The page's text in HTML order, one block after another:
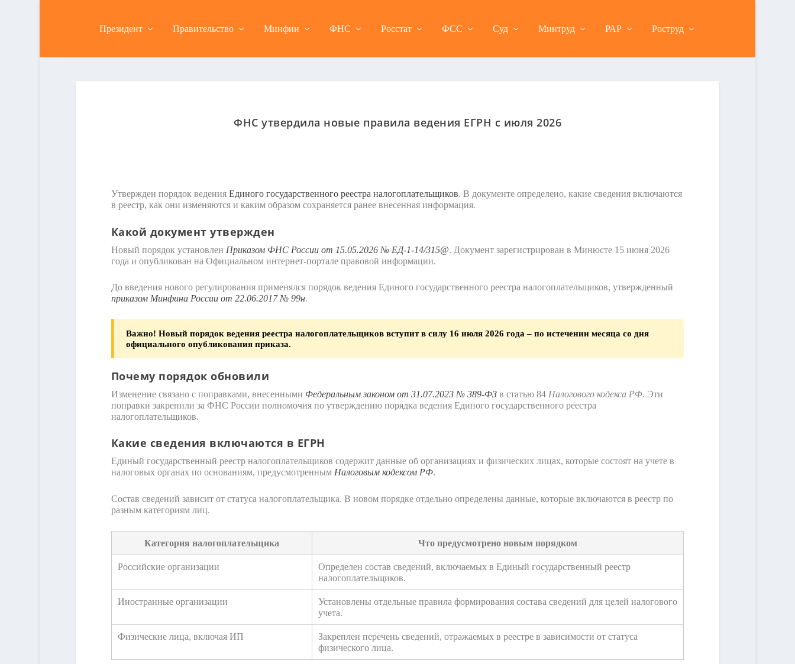
Президент Правительство Минфин ФНС Росстат ФСС Суд Минтруд РАР Роструд
ФНС утвердила новые правила ведения ЕГРН с июля 2026
Утвержден порядок ведения Единого государственного реестра налогоплательщиков. В документе определено, какие сведения включаются
в реестр, как они изменяются и каким образом сохраняется ранее внесенная информация.
Какой документ утвержден
Новый порядок установлен Приказом ФНС России от 15.05.2026 № ЕД-1-14/315@. Документ зарегистрирован в Минюсте 15 июня 2026
года и опубликован на Официальном интернет-портале правовой информации.
До введения нового регулирования применялся порядок ведения Единого государственного реестра налогоплательщиков, утвержденный
приказом Минфина России от 22.06.2017 № 99н.
Важно! Новый порядок ведения реестра налогоплательщиков вступит в силу 16 июля 2026 года – по истечении месяца со дня
официального опубликования приказа.
Почему порядок обновили
Изменение связано с поправками, внесенными Федеральным законом от 31.07.2023 № 389-ФЗв статью 84 Налогового кодекса РФ. Эти
поправки закрепили за ФНС России полномочия по утверждению порядка ведения Единого государственного реестра
налогоплательщиков.
Какие сведения включаются в ЕГРН
Единый государственный реестр налогоплательщиков содержит данные об организациях и физических лицах, которые состоят на учете в
налоговых органах по основаниям, предусмотренным Налоговым кодексом РФ.
Состав сведений зависит от статуса налогоплательщика. В новом порядке отдельно определены данные, которые включаются в реестр по
разным категориям лиц.
Категория налогоплательщика Что предусмотрено новым порядком
Российские организации
Определен состав сведений, включаемых в Единый государственный реестр
налогоплательщиков.
Иностранные организации
Установлены отдельные правила формирования состава сведений для целей налогового
учета.
Физические лица, включая ИП
Закреплен перечень сведений, отражаемых в реестре в зависимости от статуса
физического лица.